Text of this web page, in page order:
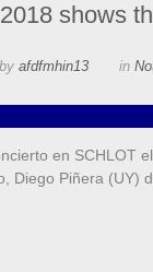
shows
by afdfmhin13 in
en SCHLOT
Diego Piñera (UY)